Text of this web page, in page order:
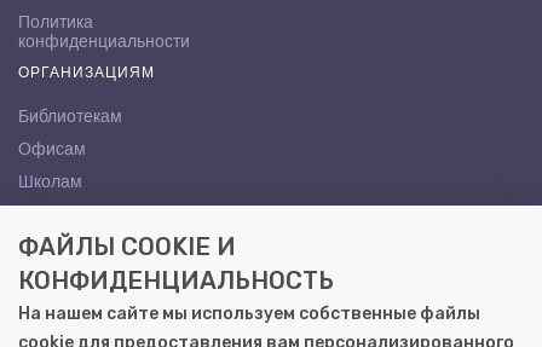
Политика
конфиденциальности
ОРГАНИЗАЦИЯМ
Библиотекам
Офисам
Школам
КОНТАКТЫ
Саратов, ул. Осипова, 10А
+7 (8452) 72-65-65
ФАЙЛЫ COOKIE И
КОНФИДЕНЦИАЛЬНОСТЬ
На нашем сайте мы используем собственные файлы
cookie для предоставления вам персонализированного